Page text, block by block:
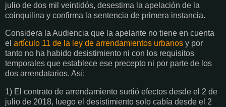
julio de dos mil veintidós, desestima la apelación de la
coinquilina y confirma la sentencia de primera instancia.
Considera la Audiencia que la apelante no tiene en cuenta
el artículo 11 de la ley de arrendamientos urbanos y por
tanto no ha habido desistimiento ni con los requisitos
temporales que establece ese precepto ni por parte de los
dos arrendatarios. Así:
1) El contrato de arrendamiento surtió efectos desde el 2 de
julio de 2018, luego el desistimiento solo cabía desde el 2